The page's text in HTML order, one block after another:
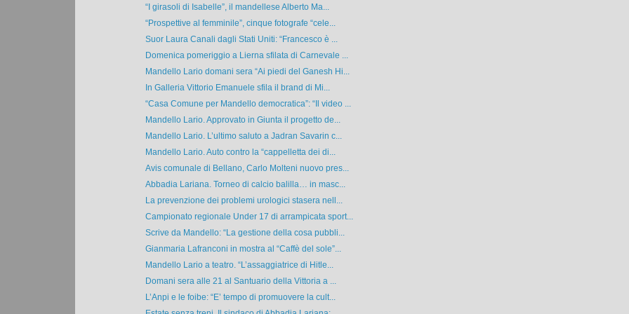
“I girasoli di Isabelle”, il mandellese Alberto Ma...
“Prospettive al femminile”, cinque fotografe “cele...
Suor Laura Canali dagli Stati Uniti: “Francesco è ...
Domenica pomeriggio a Lierna sfilata di Carnevale ...
Mandello Lario domani sera “Ai piedi del Ganesh Hi...
In Galleria Vittorio Emanuele sfila il brand di Mi...
“Casa Comune per Mandello democratica”: “Il video ...
Mandello Lario. Approvato in Giunta il progetto de...
Mandello Lario. L’ultimo saluto a Jadran Savarin c...
Mandello Lario. Auto contro la “cappelletta dei di...
Avis comunale di Bellano, Carlo Molteni nuovo pres...
Abbadia Lariana. Torneo di calcio balilla… in masc...
La prevenzione dei problemi urologici stasera nell...
Campionato regionale Under 17 di arrampicata sport...
Scrive da Mandello: “La gestione della cosa pubbli...
Gianmaria Lafranconi in mostra al “Caffè del sole”...
Mandello Lario a teatro. “L’assaggiatrice di Hitle...
Domani sera alle 21 al Santuario della Vittoria a ...
L’Anpi e le foibe: “E’ tempo di promuovere la cult...